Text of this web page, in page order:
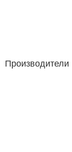
Производители